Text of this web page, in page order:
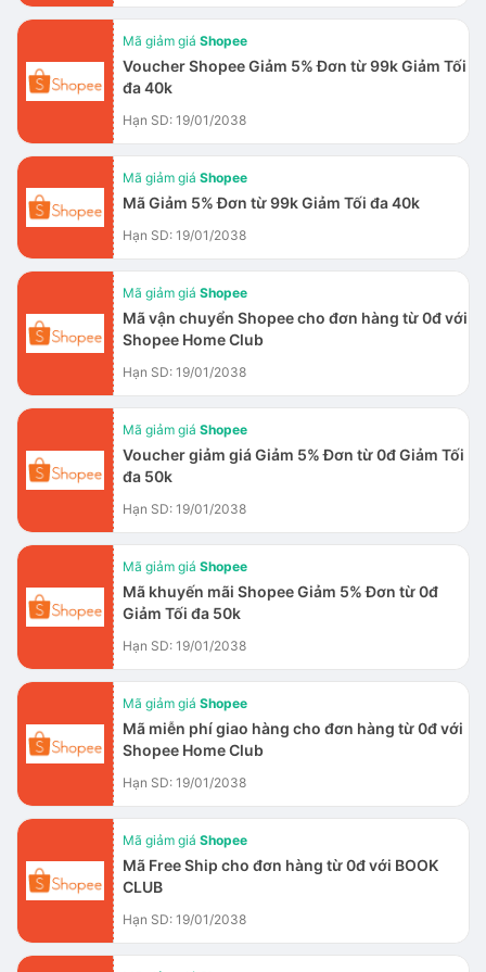
Mã giảm giá Shopee
Voucher Shopee Giảm 5% Đơn từ 99k Giảm Tối
đa 40k
Hạn SD: 19/01/2038
Mã giảm giá Shopee
Mã Giảm 5% Đơn từ 99k Giảm Tối đa 40k
Hạn SD: 19/01/2038
Mã giảm giá Shopee
Mã vận chuyển Shopee cho đơn hàng từ 0đ với
Shopee Home Club
Hạn SD: 19/01/2038
Mã giảm giá Shopee
Voucher giảm giá Giảm 5% Đơn từ 0đ Giảm Tối
đa 50k
Hạn SD: 19/01/2038
Mã giảm giá Shopee
Mã khuyến mãi Shopee Giảm 5% Đơn từ 0đ
Giảm Tối đa 50k
Hạn SD: 19/01/2038
Mã giảm giá Shopee
Mã miễn phí giao hàng cho đơn hàng từ 0đ với
Shopee Home Club
Hạn SD: 19/01/2038
Mã giảm giá Shopee
Mã Free Ship cho đơn hàng từ 0đ với BOOK
CLUB
Hạn SD: 19/01/2038